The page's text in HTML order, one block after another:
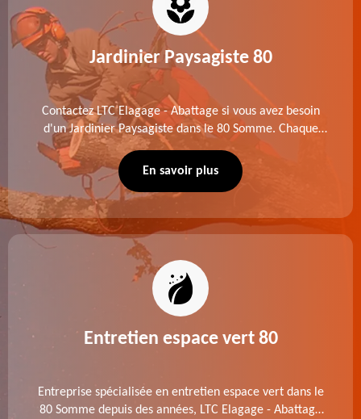
Jardinier Paysagiste 80
Contactez LTC Elagage - Abattage si vous avez besoin
d'un Jardinier Paysagiste dans le 80 Somme. Chaque
intervention est exécutée selon les normes en vigueur.
Découvrez un extérieur exceptionnel grâce à notre
En savoir plus
Entretien espace vert 80
Entreprise spécialisée en entretien espace vert dans le
80 Somme depuis des années, LTC Elagage - Abattage